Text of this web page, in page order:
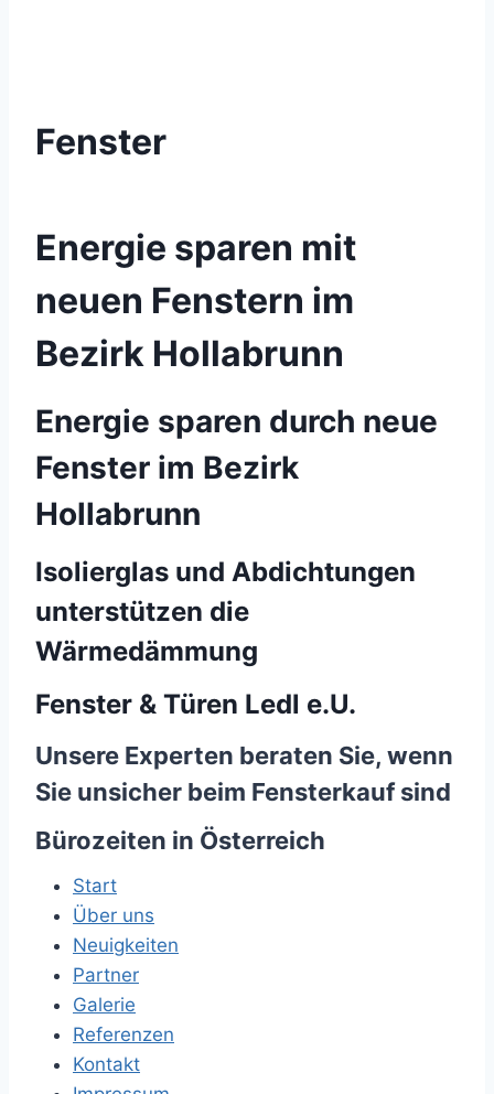
Fenster
Energie sparen mit
neuen Fenstern im
Bezirk Hollabrunn
Energie sparen durch neue
Fenster im Bezirk
Hollabrunn
Isolierglas und Abdichtungen
unterstützen die
Wärmedämmung
Fenster & Türen Ledl e.U.
Unsere Experten beraten Sie, wenn
Sie unsicher beim Fensterkauf sind
Bürozeiten in Österreich
Start
Über uns
Neuigkeiten
Partner
Galerie
Referenzen
Kontakt